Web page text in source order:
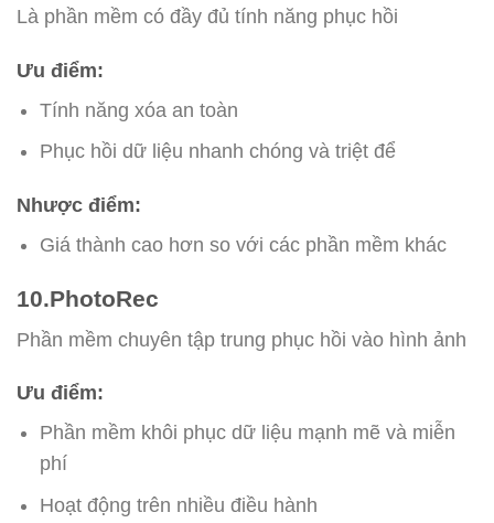
Là phần mềm có đầy đủ tính năng phục hồi
Ưu điểm:
Tính năng xóa an toàn
Phục hồi dữ liệu nhanh chóng và triệt để
Nhược điểm:
Giá thành cao hơn so với các phần mềm khác
10.PhotoRec
Phần mềm chuyên tập trung phục hồi vào hình ảnh
Ưu điểm:
Phần mềm khôi phục dữ liệu mạnh mẽ và miễn
phí
Hoạt động trên nhiều điều hành